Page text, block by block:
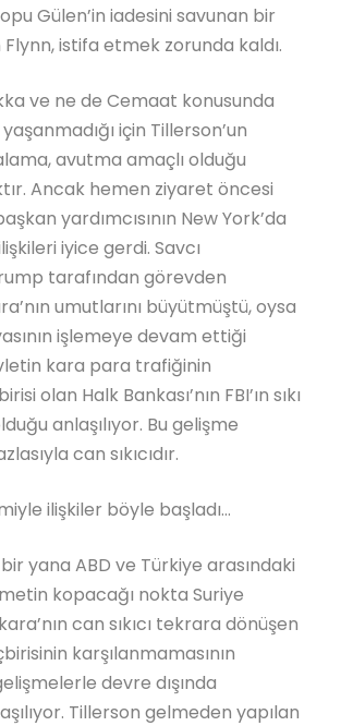
Gülen’in iadesini savunan bir
istifa etmek zorunda kaldı.
ve ne de Cemaat konusunda
için Tillerson’un
avutma amaçlı olduğu
Ancak hemen ziyaret öncesi
yardımcısının New York’da
iyice gerdi. Savcı
tarafından görevden
umutlarını büyütmüştü, oysa
işlemeye devam ettiği
kara para trafiğinin
olan Halk Bankası’nın FBI’ın sıkı
anlaşılıyor. Bu gelişme
can sıkıcıdır.
ilişkiler böyle başladı…
yana ABD ve Türkiye arasındaki
kopacağı nokta Suriye
can sıkıcı tekrara dönüşen
karşılanmamasının
devre dışında
Tillerson gelmeden yapılan